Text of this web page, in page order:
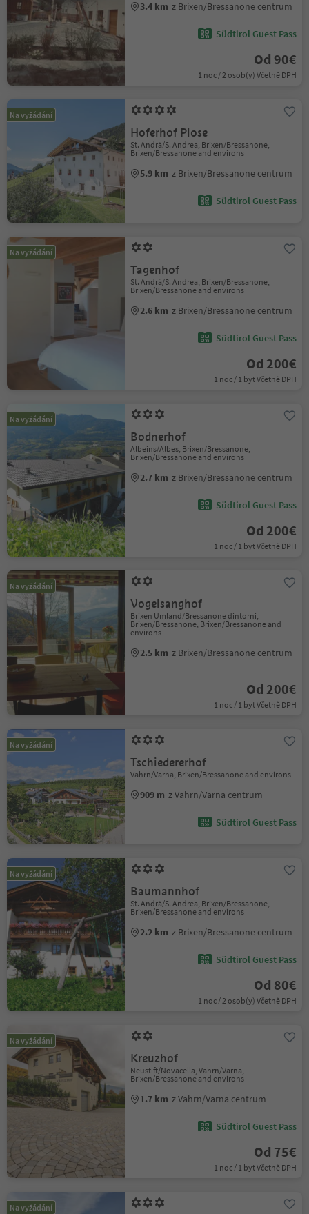
3.4 km z Brixen/Bressanone centrum
Südtirol Guest Pass
Od 90€
1 noc / 2 osob(y) Včetně DPH
Na vyžádání
Hoferhof Plose
St. Andrä/S. Andrea, Brixen/Bressanone,
Brixen/Bressanone and environs
5.9 km z Brixen/Bressanone centrum
Südtirol Guest Pass
Na vyžádání
Tagenhof
St. Andrä/S. Andrea, Brixen/Bressanone,
Brixen/Bressanone and environs
2.6 km z Brixen/Bressanone centrum
Südtirol Guest Pass
Od 200€
1 noc / 1 byt Včetně DPH
Na vyžádání
Bodnerhof
Albeins/Albes, Brixen/Bressanone,
Brixen/Bressanone and environs
2.7 km z Brixen/Bressanone centrum
Südtirol Guest Pass
Od 200€
1 noc / 1 byt Včetně DPH
Na vyžádání
Vogelsanghof
Brixen Umland/Bressanone dintorni,
Brixen/Bressanone, Brixen/Bressanone and
environs
2.5 km z Brixen/Bressanone centrum
Od 200€
1 noc / 1 byt Včetně DPH
Na vyžádání
Tschiedererhof
Vahrn/Varna, Brixen/Bressanone and environs
909 m z Vahrn/Varna centrum
Südtirol Guest Pass
Na vyžádání
Baumannhof
St. Andrä/S. Andrea, Brixen/Bressanone,
Brixen/Bressanone and environs
2.2 km z Brixen/Bressanone centrum
Südtirol Guest Pass
Od 80€
1 noc / 2 osob(y) Včetně DPH
Na vyžádání
Kreuzhof
Neustift/Novacella, Vahrn/Varna,
Brixen/Bressanone and environs
1.7 km z Vahrn/Varna centrum
Südtirol Guest Pass
Od 75€
1 noc / 1 byt Včetně DPH
Na vyžádání